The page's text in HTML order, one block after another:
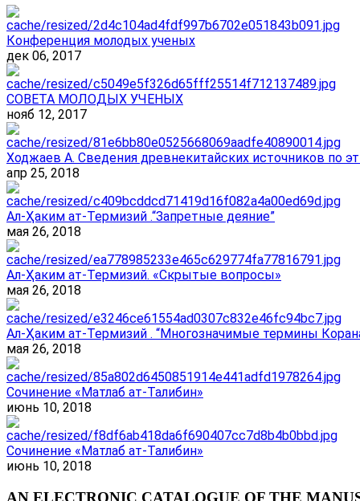
Конференция молодых ученых
дек 06, 2017
СОВЕТА МОЛОДЫХ УЧЕНЫХ
нояб 12, 2017
Ходжаев А. Сведения древнекитайских источников по
апр 25, 2018
Ал-Ҳаким ат-Термизий .“Запретные деяние”
мая 26, 2018
Ал-Ҳаким ат-Термизий. «Скрытые вопросы»
мая 26, 2018
Ал-Ҳаким ат-Термизий . “Многозначимые термины
мая 26, 2018
Сочинение «Матлаб ат-Талибин»
июнь 10, 2018
Сочинение «Матлаб ат-Талибин»
июнь 10, 2018
AN ELECTRONIC CATALOGUE OF THE